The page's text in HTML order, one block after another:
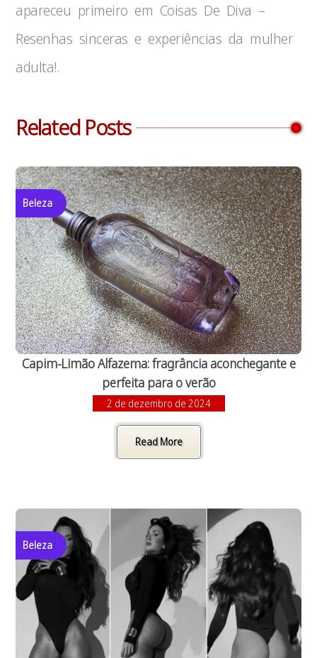
apareceu primeiro em Coisas De Diva –
Resenhas sinceras e experiências da mulher
adulta!.
Related Posts
Beleza
Capim-Limão Alfazema: fragrância aconchegante e
perfeita para o verão
2 de dezembro de 2024
Read More
Beleza